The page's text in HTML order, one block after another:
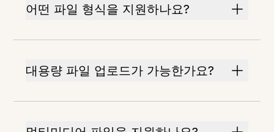
어떤 파일 형식을 지원하나요?
대용량 파일 업로드가 가능한가요?